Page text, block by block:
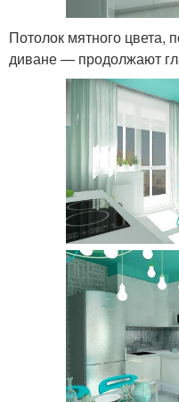
Потолок мятного цвета,
диване — продолжают